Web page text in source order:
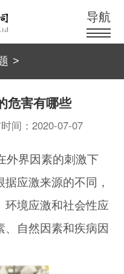
导航
>
危害有哪些
间：2020-07-07
界因素的刺激下
应激来源的不同，
环境应激和社会性应
自然因素和疾病因